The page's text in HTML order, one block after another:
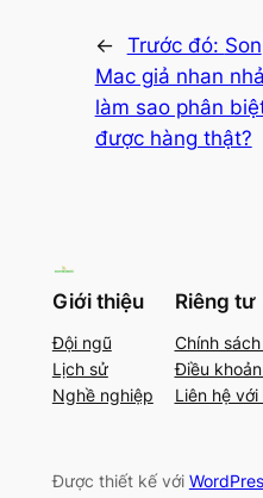
← Trước đó: Son
Mac giả nhan
làm sao phân
được hàng thật?
Giới thiệu
Đội ngũ
Lịch sử
Nghề nghiệp
Riêng tư
Chính
Điều
Liên hệ
Được thiết kế với